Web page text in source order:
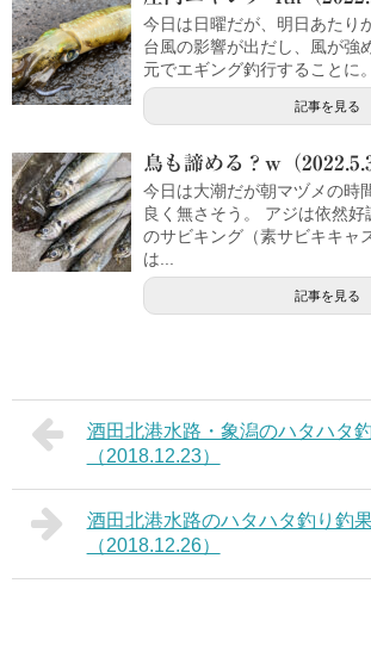
今日は日曜だが、明日あたり
台風の影響が出だし、風が強
元でエギング釣行することに
記事を見る
鳥も諦める？w（
今日は大潮だが朝マヅメの時
良く無さそう。 アジは依然
のサビキング（素サビキキャ
は...
記事を見る
酒田北港水路・象潟のハタハタ
（2018.12.23）
酒田北港水路のハタハタ釣り釣
（2018.12.26）